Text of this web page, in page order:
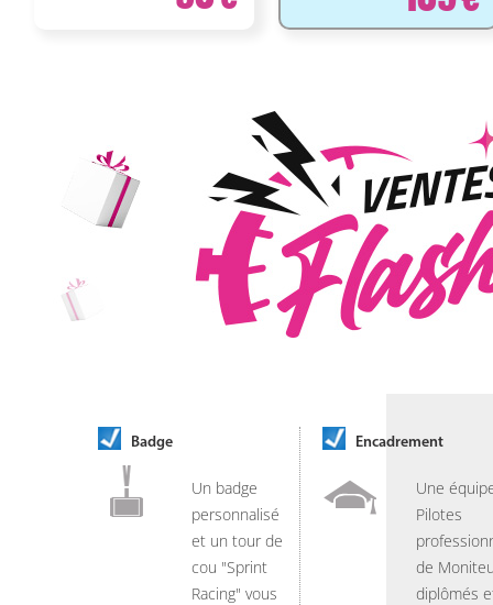
Badge
Un badge
personnalisé
et un tour de
cou "Sprint
Racing" vous
Encadrement
Une
Pilotes
de
diplômés